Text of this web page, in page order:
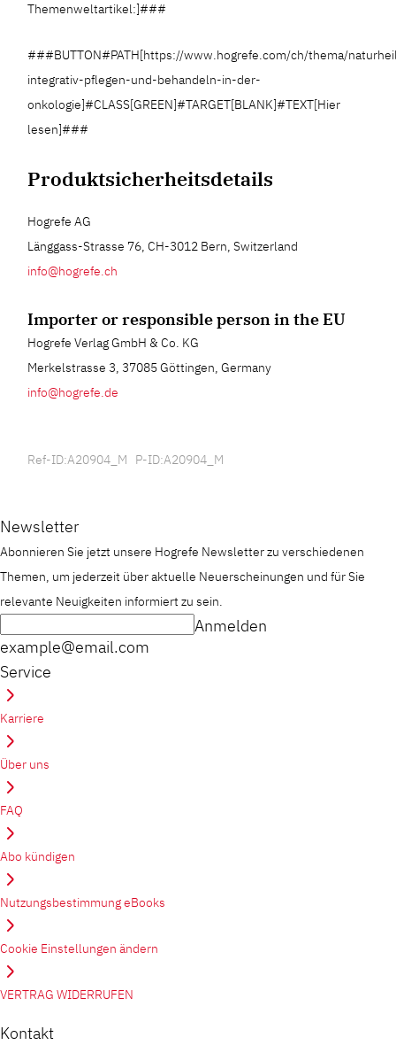
Themenweltartikel:]###
###BUTTON#PATH[https://www.hogrefe.com/ch/thema/
integrativ-pflegen-und-behandeln-in-der-
onkologie]#CLASS[GREEN]#TARGET[BLANK]#TEXT[Hier
lesen]###
Produktsicherheitsdetails
Hogrefe AG
Länggass-Strasse 76, CH-3012 Bern, Switzerland
info@hogrefe.ch
Importer or responsible person in the EU
Hogrefe Verlag GmbH & Co. KG
Merkelstrasse 3, 37085 Göttingen, Germany
info@hogrefe.de
Ref-ID:A20904_M P-ID:A20904_M
Newsletter
Abonnieren Sie jetzt unsere Hogrefe Newsletter zu verschiedenen
Themen, um jederzeit über aktuelle Neuerscheinungen und für Sie
relevante Neuigkeiten informiert zu sein.
example@email.com
Anmelden
Service
Karriere
Über uns
FAQ
Abo kündigen
Nutzungsbestimmung eBooks
Cookie Einstellungen ändern
VERTRAG WIDERRUFEN
Kontakt